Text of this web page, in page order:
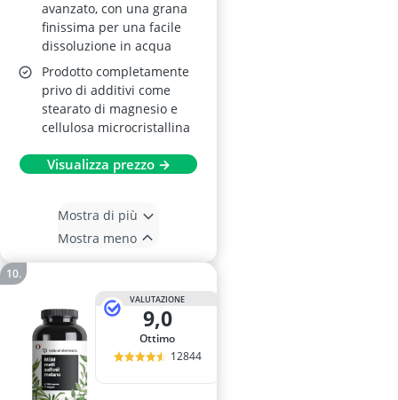
avanzato, con una grana
finissima per una facile
dissoluzione in acqua
Prodotto completamente
privo di additivi come
stearato di magnesio e
cellulosa microcristallina
Visualizza prezzo →
Mostra di più
Mostra meno
VALUTAZIONE
9,0
Ottimo
12844